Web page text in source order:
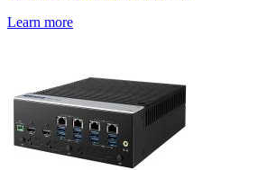
Learn more